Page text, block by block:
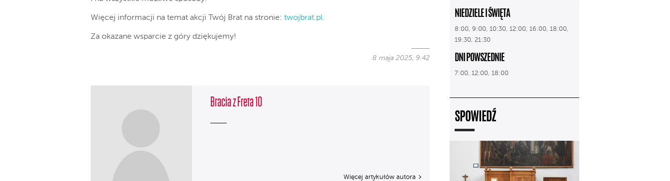
Więcej informacji na temat akcji Twój Brat na stronie: twojbrat.pl.
Za okazane wsparcie z góry dziękujemy!
8 maja 2025, 9:42
Bracia z Freta 10
Więcej artykułów autora
NIEDZIELE I ŚWIĘTA
8:00, 9:00, 10:30, 12:00, 16:00, 18:00,
19:30, 21:30
DNI POWSZEDNIE
7:00, 12:00, 18:00
SPOWIEDŹ